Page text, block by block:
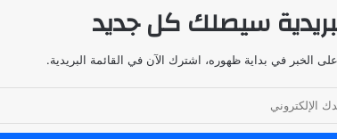
سيصلك كل جديد
الخبر في بداية ظهوره، اشترك الآن في القائمة البريدية.